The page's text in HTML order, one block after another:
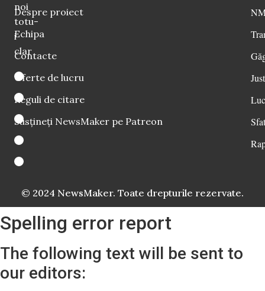
noi
totu-
i
clar
Despre proiect
Echipa
Contacte
Oferte de lucru
Reguli de citare
Susțineți NewsMaker pe Patreon
© 2024 NewsMaker. Toate drepturile rezervate.
Spelling error report
The following text will be sent to
our editors: